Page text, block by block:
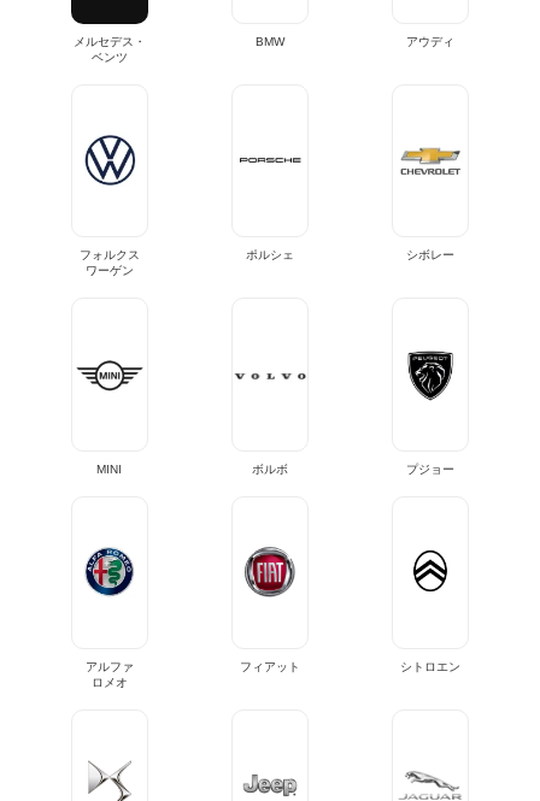
メルセデス・
ベンツ
BMW アウディ
フォルクス
ワーゲン
ポルシェ シボレー
MINI ボルボ プジョー
アルファ
ロメオ
フィアット シトロエン